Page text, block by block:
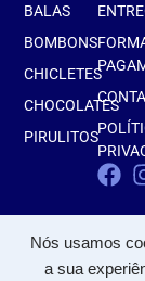
Nós usamos
a sua
BALAS
BOMBONS
CHICLETES
CHOCOLATES
PIRULITOS